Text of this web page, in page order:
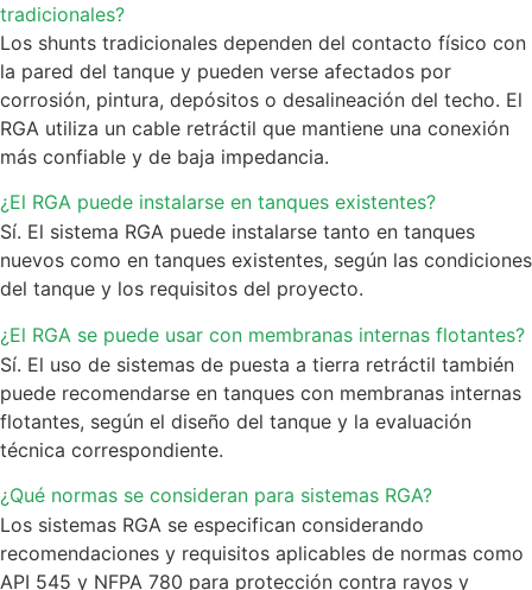
tradicionales?
Los shunts tradicionales dependen del contacto físico con
la pared del tanque y pueden verse afectados por
corrosión, pintura, depósitos o desalineación del techo. El
RGA utiliza un cable retráctil que mantiene una conexión
más confiable y de baja impedancia.
¿El RGA puede instalarse en tanques existentes?
Sí. El sistema RGA puede instalarse tanto en tanques
nuevos como en tanques existentes, según las condiciones
del tanque y los requisitos del proyecto.
¿El RGA se puede usar con membranas internas flotantes?
Sí. El uso de sistemas de puesta a tierra retráctil también
puede recomendarse en tanques con membranas internas
flotantes, según el diseño del tanque y la evaluación
técnica correspondiente.
¿Qué normas se consideran para sistemas RGA?
Los sistemas RGA se especifican considerando
recomendaciones y requisitos aplicables de normas como
API 545 y NFPA 780 para protección contra rayos y